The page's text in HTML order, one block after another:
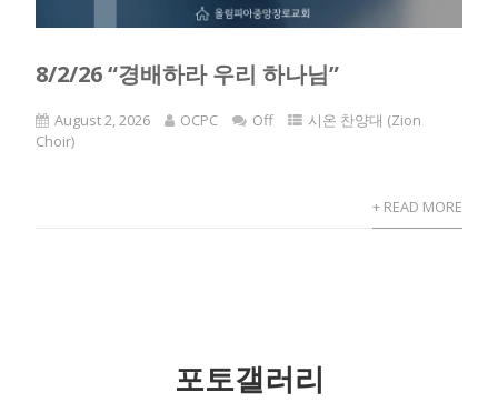
8/2/26 “경배하라 우리 하나님”
August 2, 2026 OCPC Off
시온 찬양대 (Zion
Choir)
+ READ MORE
포토갤러리